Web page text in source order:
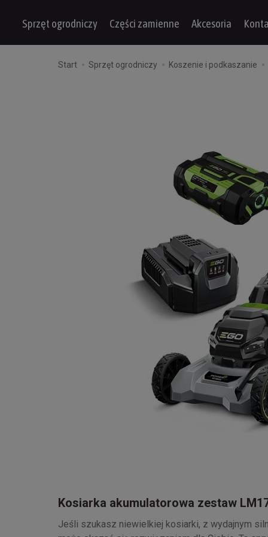
Sprzęt ogrodniczy Części zamienne Akcesoria
Start Sprzęt ogrodniczy Koszenie i podkaszanie
Kosiarka akumulatorowa zestaw
Jeśli szukasz niewielkiej kosiarki, z wydajnym